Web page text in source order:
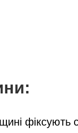
фіксують